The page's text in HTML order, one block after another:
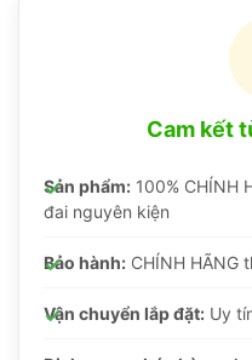
Cam kết
Sản phẩm: 100% CHÍNH
đai nguyên kiện
Bảo hành: CHÍNH HÃNG
Vận chuyển lắp đặt: Uy